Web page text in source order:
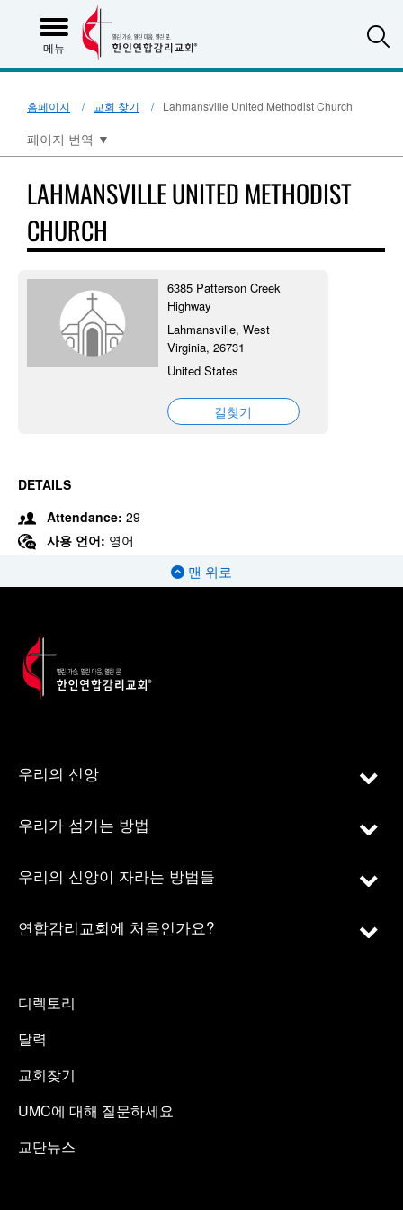
메뉴
홈페이지 교회 찾기 Lahmansville United Methodist Church
페이지 번역 ▼
LAHMANSVILLE UNITED METHODIST
CHURCH
6385 Patterson Creek
Highway
Lahmansville, West
Virginia, 26731
United States
길찾기
DETAILS
Attendance: 29
사용 언어: 영어
맨 위로
우리의 신앙
우리가 섬기는 방법
우리의 신앙이 자라는 방법들
연합감리교회에 처음인가요?
디렉토리
달력
교회찾기
UMC에 대해 질문하세요
교단뉴스